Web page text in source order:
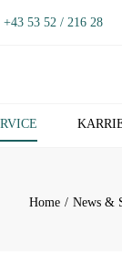
+43 53 52 / 216 28
Home News &